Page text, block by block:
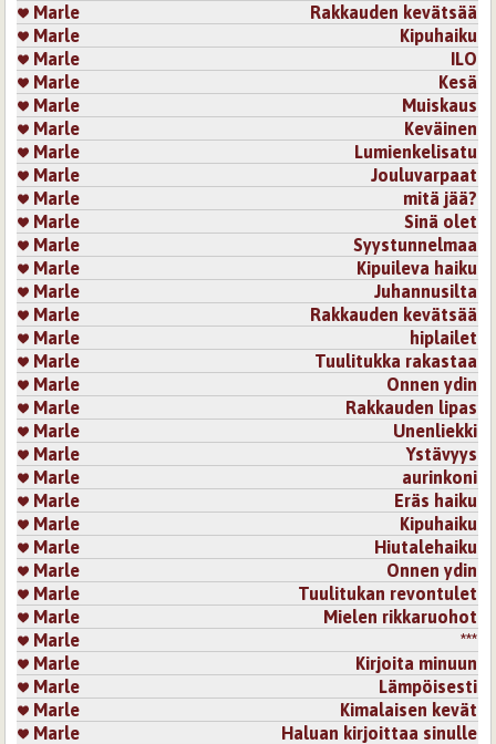
Marle
Rakkauden kevätsää
Marle
Kipuhaiku
Marle
ILO
Marle
Kesä
Marle
Muiskaus
Marle
Keväinen
Marle
Lumienkelisatu
Marle
Jouluvarpaat
Marle
mitä jää?
Marle
Sinä olet
Marle
Syystunnelmaa
Marle
Kipuileva haiku
Marle
Juhannusilta
Marle
Rakkauden kevätsää
Marle
hiplailet
Marle
Tuulitukka rakastaa
Marle
Onnen ydin
Marle
Rakkauden lipas
Marle
Unenliekki
Marle
Ystävyys
Marle
aurinkoni
Marle
Eräs haiku
Marle
Kipuhaiku
Marle
Hiutalehaiku
Marle
Onnen ydin
Marle
Tuulitukan revontulet
Marle
Mielen rikkaruohot
Marle
***
Marle
Kirjoita minuun
Marle
Lämpöisesti
Marle
Kimalaisen kevät
Marle
Haluan kirjoittaa sinulle